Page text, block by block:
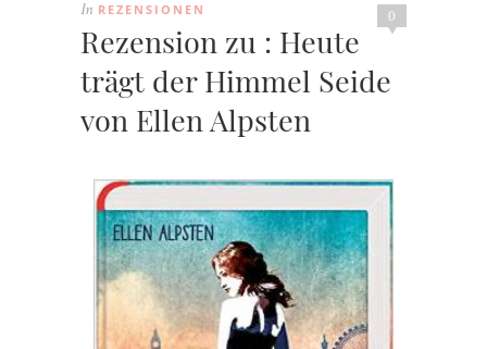
0
In REZENSIONEN
Rezension zu : Heute
trägt der Himmel Seide
von Ellen Alpsten